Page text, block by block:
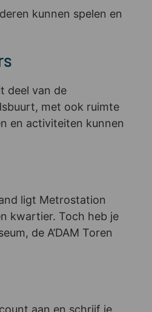
kunnen spelen en
deel van de
met ook ruimte
en activiteiten kunnen
ligt Metrostation
kwartier. Toch heb je
de A’DAM Toren
aan en schrijf je